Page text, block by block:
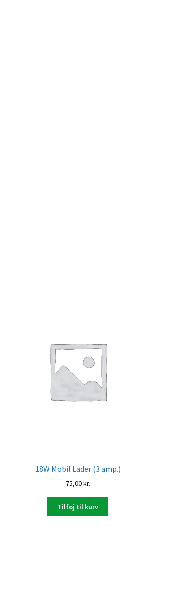
18W Mobil Lader (3 amp.)
75,00kr.
Tilføj til kurv